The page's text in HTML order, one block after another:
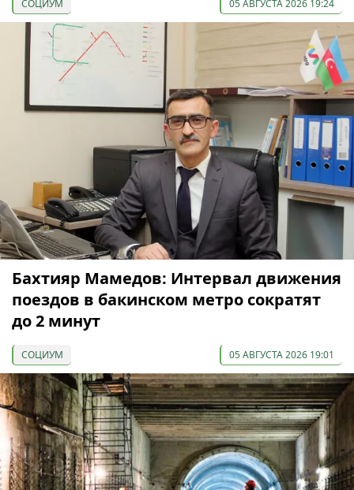
СОЦИУМ 05 АВГУСТА 2026 19:24
Бахтияр Мамедов: Интервал движения
поездов в бакинском метро сократят
до 2 минут
СОЦИУМ 05 АВГУСТА 2026 19:01